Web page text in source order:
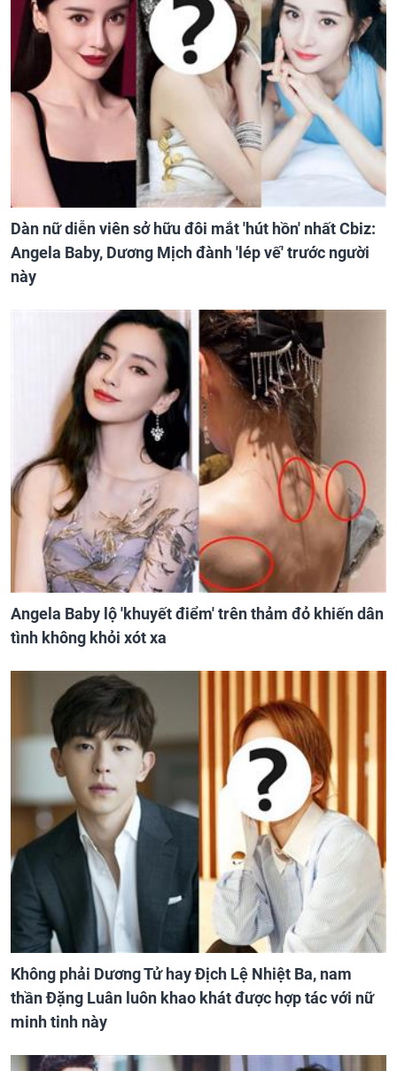
Dàn nữ diễn viên sở hữu đôi mắt 'hút hồn' nhất Cbiz:
Angela Baby, Dương Mịch đành 'lép vế' trước người
này
Angela Baby lộ 'khuyết điểm' trên thảm đỏ khiến dân
tình không khỏi xót xa
Không phải Dương Tử hay Địch Lệ Nhiệt Ba, nam
thần Đặng Luân luôn khao khát được hợp tác với nữ
minh tinh này